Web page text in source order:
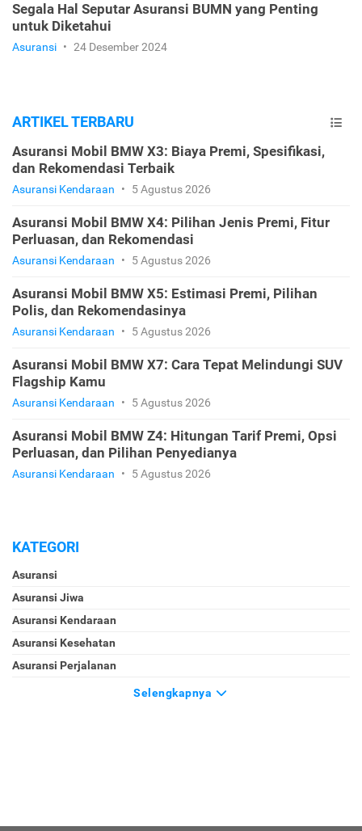
Segala Hal Seputar Asuransi BUMN yang Penting
untuk Diketahui
Asuransi • 24 Desember 2024
ARTIKEL TERBARU
Asuransi Mobil BMW X3: Biaya Premi, Spesifikasi,
dan Rekomendasi Terbaik
Asuransi Kendaraan • 5 Agustus 2026
Asuransi Mobil BMW X4: Pilihan Jenis Premi, Fitur
Perluasan, dan Rekomendasi
Asuransi Kendaraan • 5 Agustus 2026
Asuransi Mobil BMW X5: Estimasi Premi, Pilihan
Polis, dan Rekomendasinya
Asuransi Kendaraan • 5 Agustus 2026
Asuransi Mobil BMW X7: Cara Tepat Melindungi SUV
Flagship Kamu
Asuransi Kendaraan • 5 Agustus 2026
Asuransi Mobil BMW Z4: Hitungan Tarif Premi, Opsi
Perluasan, dan Pilihan Penyedianya
Asuransi Kendaraan • 5 Agustus 2026
KATEGORI
Asuransi
Asuransi Jiwa
Asuransi Kendaraan
Asuransi Kesehatan
Asuransi Perjalanan
Selengkapnya